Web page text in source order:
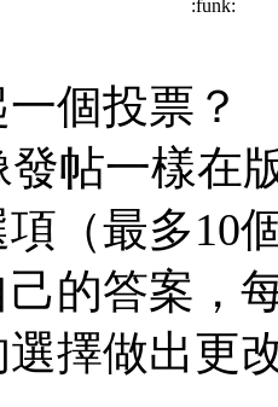
:funk:
個投票？
帖一樣在
（最多10
的答案，
擇做出更